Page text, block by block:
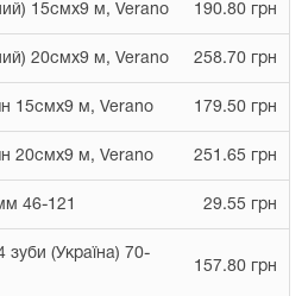
15смx9 м, Verano 190.80 грн
20смx9 м, Verano 258.70 грн
15смx9 м, Verano 179.50 грн
20смx9 м, Verano 251.65 грн
46-121 29.55 грн
(Україна) 70-
157.80 грн